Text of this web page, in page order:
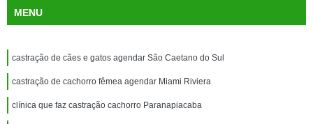
MENU
castração de cães e gatos agendar São Caetano do Sul
castração de cachorro fêmea agendar Miami Riviera
clínica que faz castração cachorro Paranapiacaba